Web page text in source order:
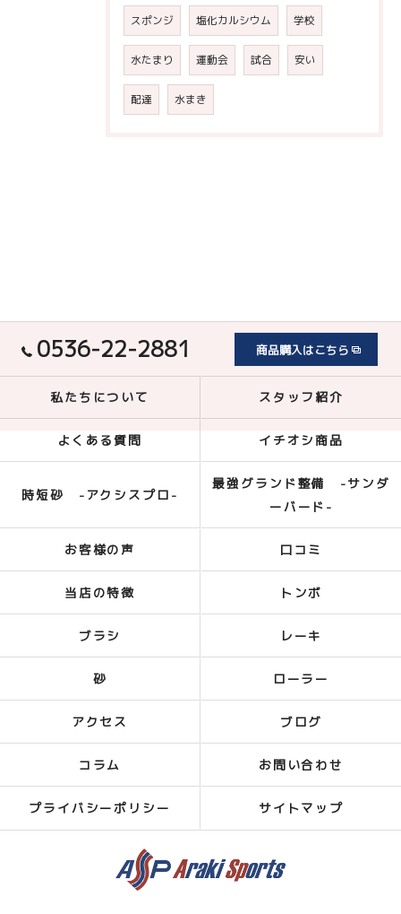
スポンジ 塩化カルシウム 学校
水たまり 運動会 試合 安い
配達 水まき
0536-22-2881 商品購入はこちら
私たちについて スタッフ紹介
よくある質問 イチオシ商品
時短砂 -アクシスプロ-
最強グランド整備 -サンダ
ーバード-
お客様の声 口コミ
当店の特徴 トンボ
ブラシ レーキ
砂 ローラー
アクセス ブログ
コラム お問い合わせ
プライバシーポリシー サイトマップ